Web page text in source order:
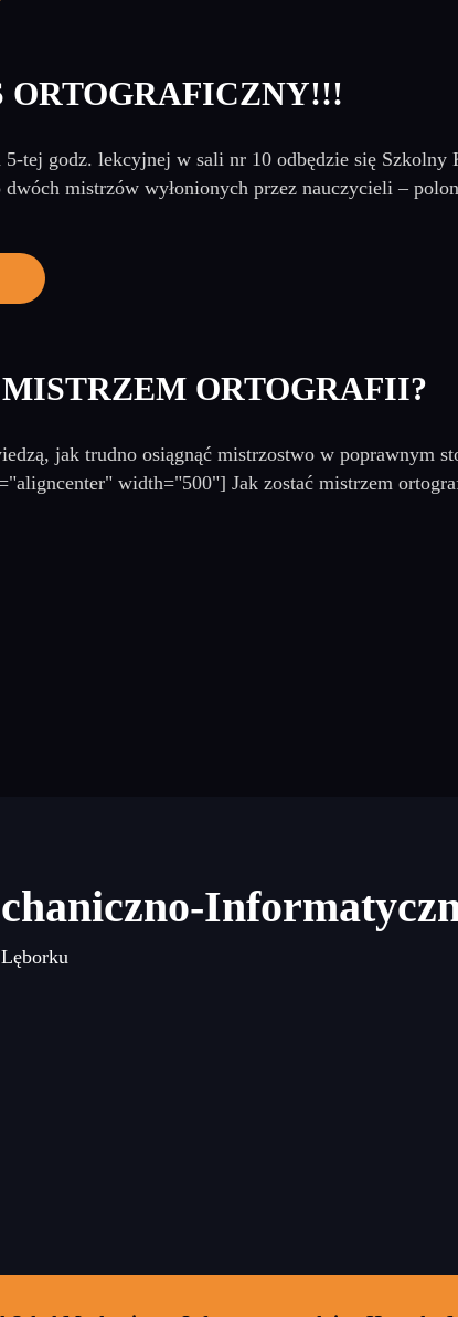
ORTOGRAFICZNY!!!
tej godz. lekcyjnej w sali nr 10 odbędzie się Szkolny
mistrzów wyłonionych przez nauczycieli –
ORTOGRAFII?
jak trudno osiągnąć mistrzostwo w poprawnym
width="500"] Jak zostać mistrzem